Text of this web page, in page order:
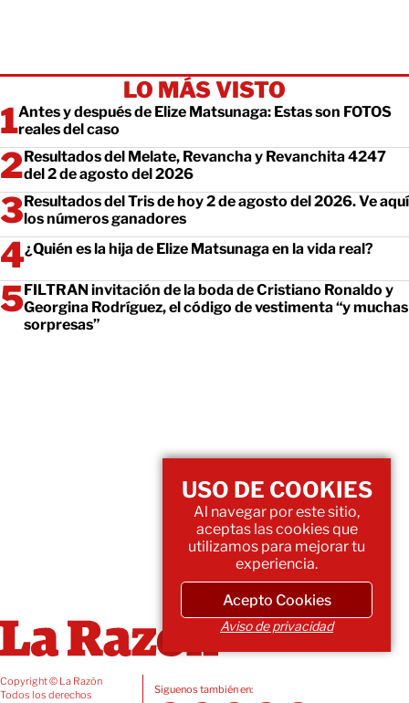
LO MÁS VISTO
Antes y después de Elize Matsunaga: Estas son FOTOS
reales del caso
Resultados del Melate, Revancha y Revanchita 4247
del 2 de agosto del 2026
Resultados del Tris de hoy 2 de agosto del 2026. Ve aquí
los números ganadores
¿Quién es la hija de Elize Matsunaga en la vida real?
FILTRAN invitación de la boda de Cristiano Ronaldo y
Georgina Rodríguez, el código de vestimenta “y muchas
sorpresas”
Copyright © La Razón
Todos los derechos
Siguenos también en:
USO DE COOKIES
Al navegar por este sitio,
aceptas las cookies que
utilizamos para mejorar tu
experiencia.
Acepto Cookies
Aviso de privacidad